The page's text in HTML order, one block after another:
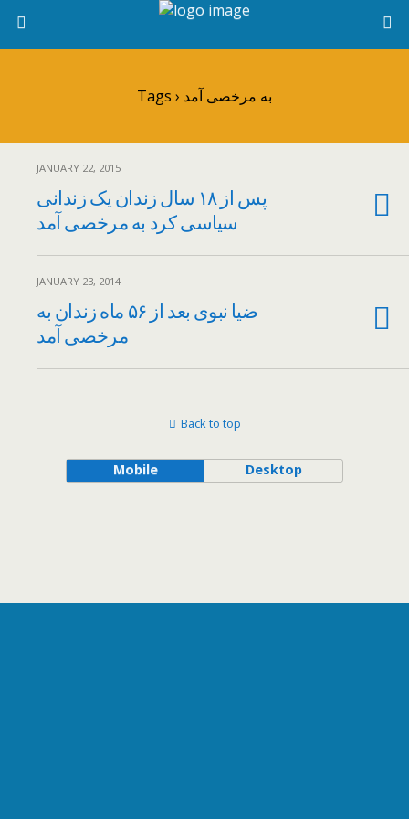
Tags › به مرخصی آمد
JANUARY 22, 2015
پس از ۱۸ سال زندان یک زندانی
سیاسی کرد به مرخصی آمد
JANUARY 23, 2014
ضیا نبوی بعد از ۵۶ ماه زندان به
مرخصی آمد
Back to top
Mobile Desktop